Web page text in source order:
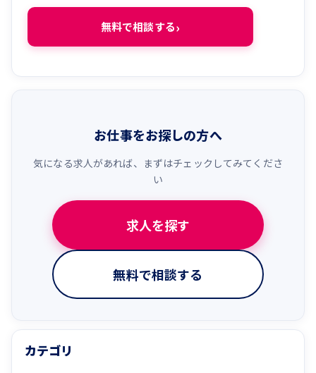
無料で相談する
お仕事をお探しの方へ
気になる求人があれば、まずはチェックしてみてくださ
い
求人を探す
無料で相談する
カテゴリ